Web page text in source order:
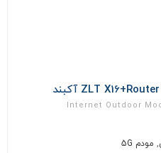
Internet Outdoor
, مودم 5G